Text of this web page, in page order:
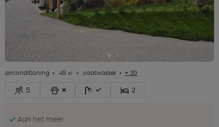
airconditioning 45 ㎡ vaatwasser + 30
5 2
Aan het meer